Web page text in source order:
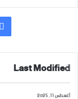
Last Modified
أغسطس 11, 2025